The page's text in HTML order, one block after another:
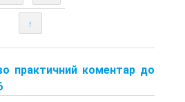
↑
практичний коментар до